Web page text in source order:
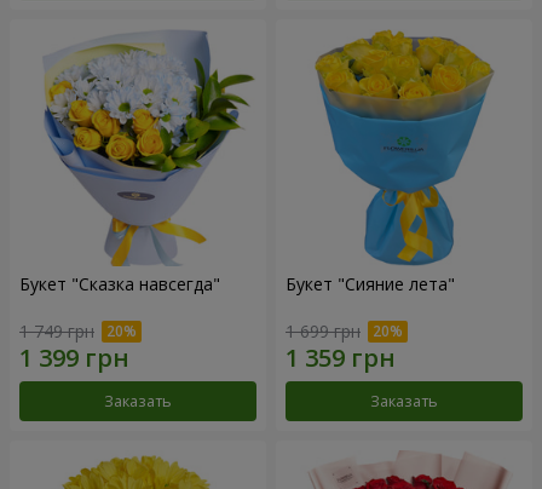
Букет "Сказка навсегда"
1 749 грн
Заказать
Букет "Сияние лета"
1 699 грн
Заказать